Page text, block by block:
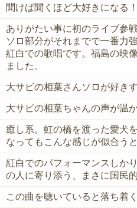
聞けば聞くほど大好きになる！
ありがたい事に初のライブ参
ソロ部分がそれまでで一番力
紅白での歌唱です。福島の映
ました。
大サビの相葉さんソロが好き
大サビの相葉ちゃんの声が温
癒し系。虹の橋を渡った愛犬
なってもこんな感じが似合うと
紅白でのパフォーマンスしか
の人に寄り添う、まさに国民
この曲を聴いていると落ち着く